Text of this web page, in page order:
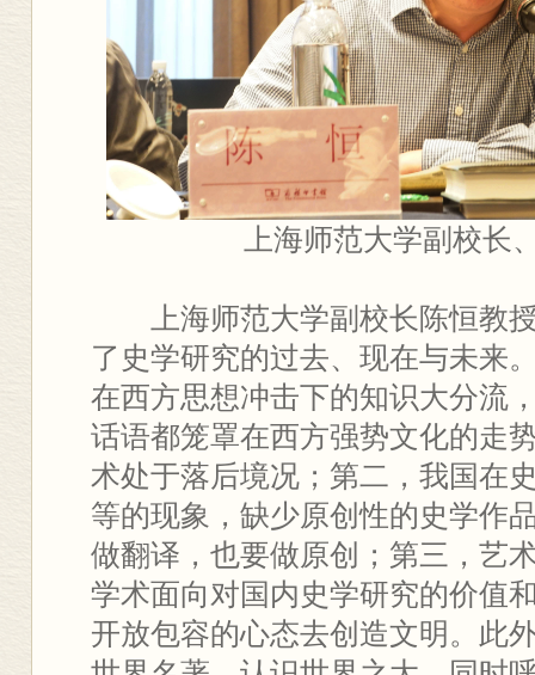
上海师范大学副校长
上海师范大学副校长陈恒教
了史学研究的过去、现在与未来
在西方思想冲击下的知识大分流
话语都笼罩在西方强势文化的走
术处于落后境况；第二，我国在
等的现象，缺少原创性的史学作
做翻译，也要做原创；第三，艺
学术面向对国内史学研究的价值
开放包容的心态去创造文明。此